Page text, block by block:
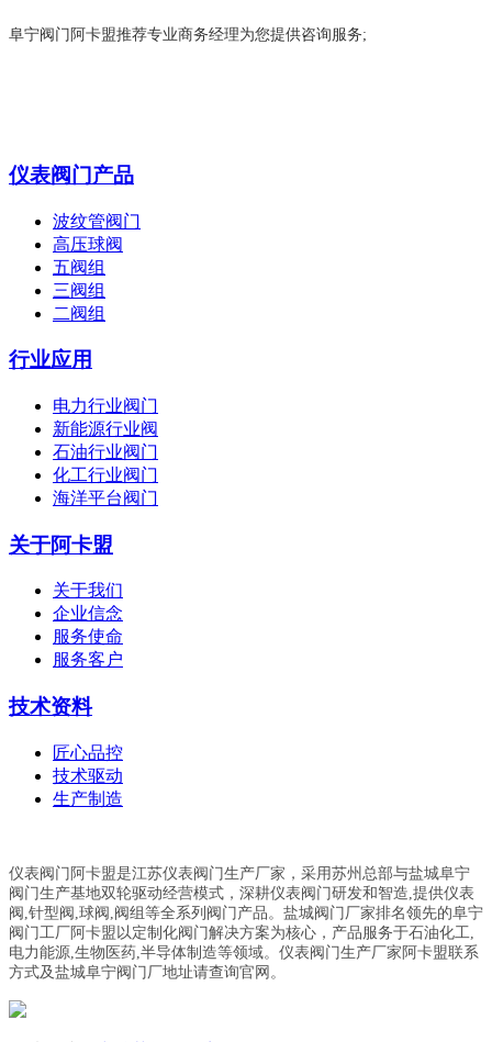
阜宁阀门阿卡盟推荐专业商务经理为您提供咨询服务;
仪表阀门产品
波纹管阀门
高压球阀
五阀组
三阀组
二阀组
行业应用
电力行业阀门
新能源行业阀
石油行业阀门
化工行业阀门
海洋平台阀门
关于阿卡盟
关于我们
企业信念
服务使命
服务客户
技术资料
匠心品控
技术驱动
生产制造
仪表阀门阿卡盟是江苏仪表阀门生产厂家，采用苏州总部与盐城阜宁
阀门生产基地双轮驱动经营模式，深耕仪表阀门研发和智造,提供仪表
阀,针型阀,球阀,阀组等全系列阀门产品。盐城阀门厂家排名领先的阜宁
阀门工厂阿卡盟以定制化阀门解决方案为核心，产品服务于石油化工,
电力能源,生物医药,半导体制造等领域。仪表阀门生产厂家阿卡盟联系
方式及盐城阜宁阀门厂地址请查询官网。